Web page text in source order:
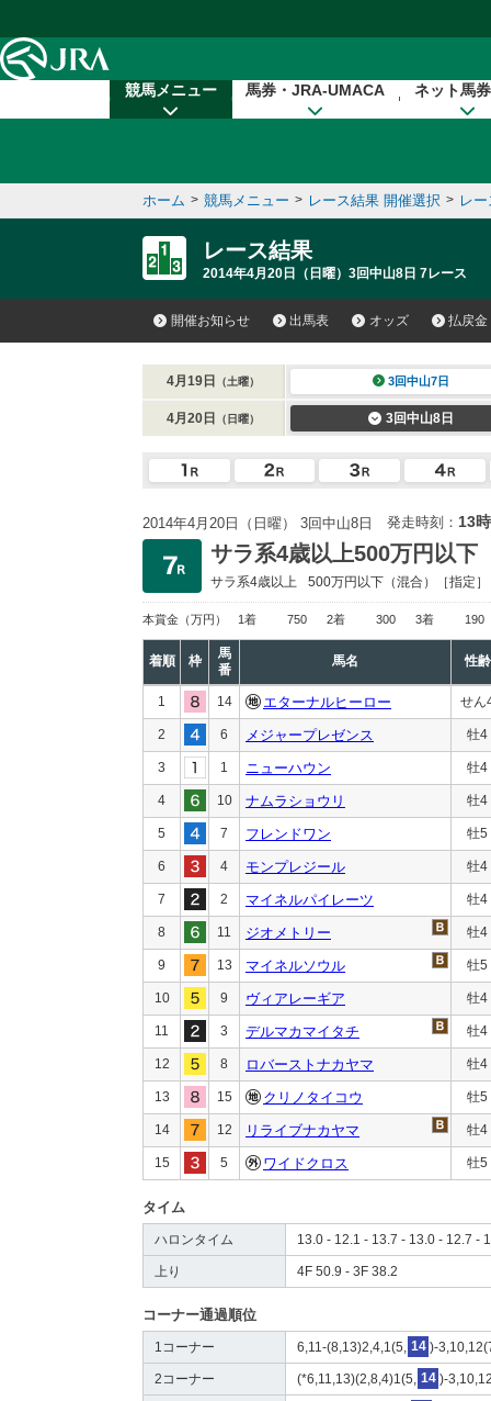
競馬メニュー 馬券・JRA-UMACA ネット馬
ホーム > 競馬メニュー > レース結果 開催選択 > レ
レース結果
2014年4月20日（日曜）3回中山8日 7レース
開催お知らせ 出馬表 オッズ 払戻金
4月19日 （土曜） 3回中山7日
4月20日 （日曜） 3回中山8日
2014年4月20日（日曜） 3回中山8日 発走時刻： 13
サラ系4歳以上500万円以下
サラ系4歳以上 500万円以下 （混合）［指定］
本賞金 （万円） 1着 750 2着 300 3着 190
着順 枠
馬
番
馬名 性齢
1 14 エターナルヒーロー せん
2 6 メジャープレゼンス 牡4
3 1 ニューハウン 牡4
4 10 ナムラショウリ 牡4
5 7 フレンドワン 牡5
6 4 モンプレジール 牡4
7 2 マイネルパイレーツ 牡4
8 11 ジオメトリー 牡4
9 13 マイネルソウル 牡5
10 9 ヴィアレーギア 牡4
11 3 デルマカマイタチ 牡4
12 8 ロバーストナカヤマ 牡4
13 15 クリノタイコウ 牡5
14 12 リライブナカヤマ 牡4
15 5 ワイドクロス 牡5
タイム
ハロンタイム 13.0 - 12.1 - 13.7 - 13.0 - 12.7 -
上り 4F 50.9 - 3F 38.2
コーナー通過順位
1コーナー 6,11-(8,13)2,4,1(5, 14 )-
2コーナー (*6,11,13)(2,8,4)1(5, 14 )-